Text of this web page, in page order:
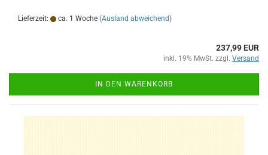
Lieferzeit: ca. 1 Woche (Ausland abweichend)
237,99 EUR
inkl. 19% MwSt. zzgl. Versand
IN DEN WARENKORB